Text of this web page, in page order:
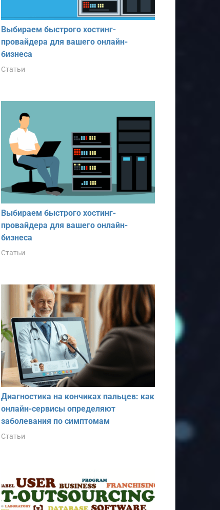
Выбираем быстрого хостинг-
провайдера для вашего онлайн-
бизнеса
Статьи
Выбираем быстрого хостинг-
провайдера для вашего онлайн-
бизнеса
Статьи
Диагностика на кончиках пальцев: как
онлайн-сервисы определяют
заболевания по симптомам
Статьи